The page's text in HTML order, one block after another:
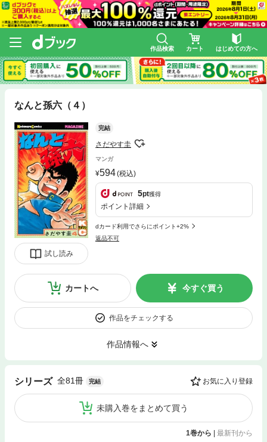
作品検索 カート はじめての方へ
なんと孫六（４）
試し読み
完結
さだやす圭
マンガ
594(税込)
5pt獲得
ポイント詳細
dカード利用でさらにポイント+2%
返品不可
カートへ 今すぐ買う
作品をチェックする
作品情報へ
シリーズ 全81冊 完結 お気に入り登録
未購入巻をまとめて買う
1巻から | 最新刊から